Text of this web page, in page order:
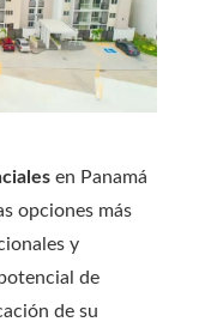
en Panamá
opciones más
y
de
de su